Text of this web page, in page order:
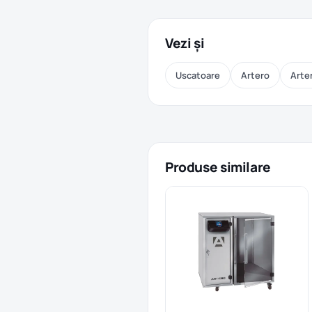
Vezi și
Uscatoare Artero
Produse similare